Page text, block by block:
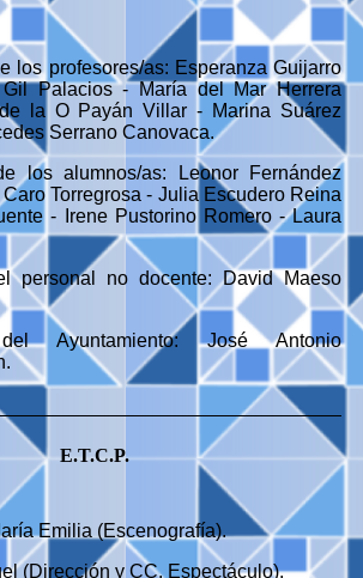
los profesores/as: Esperanza Guijarro
Palacios - María del Mar Herrera
la O Payán Villar - Marina Suárez
Serrano Canovaca.
los alumnos/as: Leonor Fernández
Torregrosa - Julia Escudero Reina
- Irene Pustorino Romero - Laura
personal no docente:David Maeso
del Ayuntamiento:José Antonio
E.T.C.P.
Emilia (Escenografía).
(Dirección y CC. Espectáculo).